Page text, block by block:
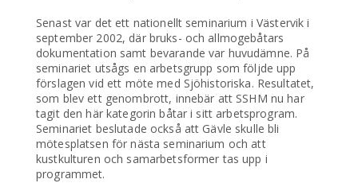
Senast var det ett nationellt seminarium i Västervik i
september 2002, där bruks- och allmogebåtars
dokumentation samt bevarande var huvudämne. På
seminariet utsågs en arbetsgrupp som följde upp
förslagen vid ett möte med Sjöhistoriska. Resultatet,
som blev ett genombrott, innebär att SSHM nu har
tagit den här kategorin båtar i sitt arbetsprogram.
Seminariet beslutade också att Gävle skulle bli
mötesplatsen för nästa seminarium och att
kustkulturen och samarbetsformer tas upp i
programmet.